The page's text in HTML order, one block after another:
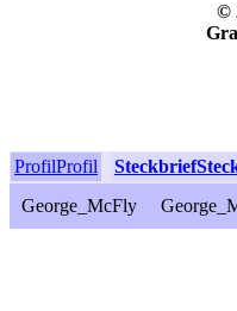
©
ProfilProfil Steckbrief
George_McFly